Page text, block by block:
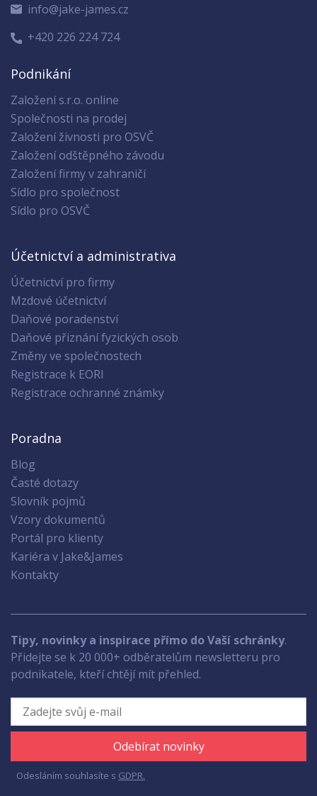
info@jake-james.cz
+420 226 224 724
Podnikání
Založení s.r.o. online
Společnosti na prodej
Založení živnosti pro OSVČ
Založení odštěpného závodu
Založení firmy v zahraničí
Sídlo pro společnost
Sídlo pro OSVČ
Účetnictví a administrativa
Účetnictví pro firmy
Mzdové účetnictví
Daňové poradenství
Daňové přiznání fyzických osob
Změny ve společnostech
Registrace k EORI
Registrace ochranné známky
Poradna
Blog
Časté dotazy
Slovník pojmů
Vzory dokumentů
Portál pro klienty
Kariéra v Jake&James
Kontakty
Tipy, novinky a inspirace přímo do Vaší schránky.
Přidejte se k 20 000+ odběratelům newsletteru pro
podnikatele, kteří chtějí mít přehled.
Odebírat novinky
Odesláním souhlasíte s GDPR.